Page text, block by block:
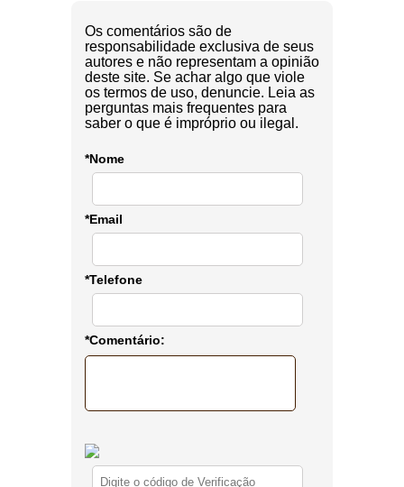
Os comentários são de
responsabilidade exclusiva de seus
autores e não representam a opinião
deste site. Se achar algo que viole
os termos de uso, denuncie. Leia as
perguntas mais frequentes para
saber o que é impróprio ou ilegal.
*Nome
*Email
*Telefone
*Comentário: